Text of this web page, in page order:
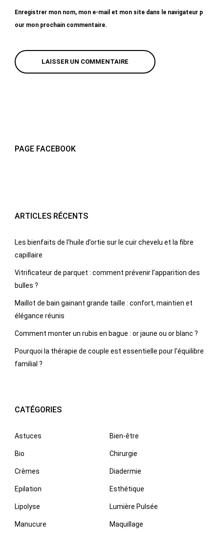
Enregistrer mon nom, mon e-mail et mon site dans le navigateur p
our mon prochain commentaire.
PAGE FACEBOOK
ARTICLES RÉCENTS
Les bienfaits de l’huile d’ortie sur le cuir chevelu et la fibre
capillaire
Vitrificateur de parquet : comment prévenir l’apparition des
bulles ?
Maillot de bain gainant grande taille : confort, maintien et
élégance réunis
Comment monter un rubis en bague : or jaune ou or blanc ?
Pourquoi la thérapie de couple est essentielle pour l’équilibre
familial ?
CATÉGORIES
Astuces Bien-être
Bio Chirurgie
Crèmes Diadermie
Epilation Esthétique
Lipolyse Lumière Pulsée
Manucure Maquillage